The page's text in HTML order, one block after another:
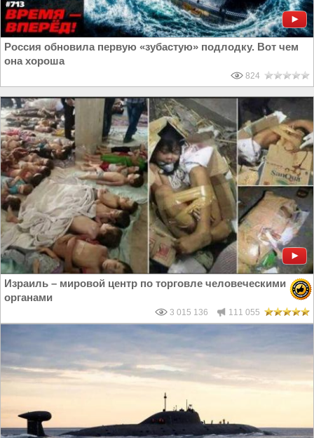
Россия обновила первую «зубастую» подлодку. Вот чем
она хороша
824
Израиль – мировой центр по торговле человеческими
органами
3 015 136 111 055